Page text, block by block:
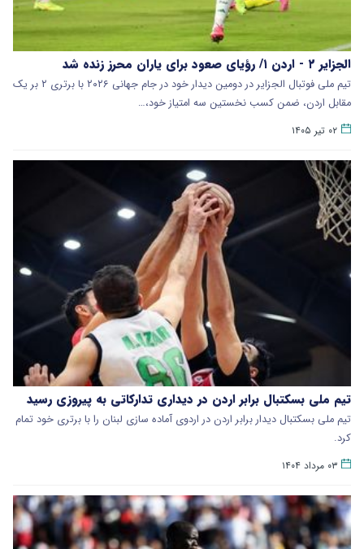
الجزایر ۲ - اردن ۱/ رؤیای صعود برای یاران محرز زنده شد
تیم ملی فوتبال الجزایر در دومین دیدار خود در جام جهانی ۲۰۲۶ با برتری ۲ بر یک
مقابل اردن، ضمن کسب نخستین سه امتیاز خود،…
۰۲ تیر ۱۴۰۵
تیم ملی بسکتبال برابر اردن در دیداری تدارکاتی به پیروزی رسید
تیم ملی بسکتبال دیدار برابر اردن در اردوی آماده سازی لبنان را با برتری خود تمام
کرد.
۰۳ مرداد ۱۴۰۴